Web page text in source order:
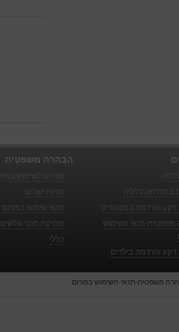
הבהרה משפטית
זכויות יוצרים
תנאי שימוש בפורום
מחיקת תכני גולשים
כללי
בהרדמה כללית
והרדמה במבוגרים
משפטית-תנאי השימוש
והרדמה בילדים
משפטית-תנאי השימוש בפורום